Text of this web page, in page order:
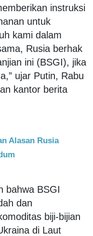
instruksi
untuk
kami dalam
Rusia berhak
ini (BSGI), jika
ujar Putin, Rabu
kantor berita
Alasan Rusia
bahwa BSGI
dan
biji-bijian
di Laut